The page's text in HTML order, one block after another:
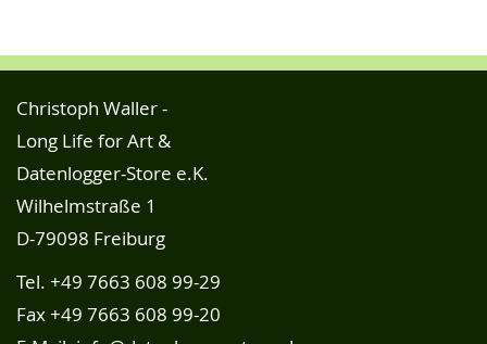
Christoph Waller -
Long Life for Art &
Datenlogger-Store e.K.
Wilhelmstraße 1
D-79098 Freiburg
Tel. +49 7663 608 99-29
Fax +49 7663 608 99-20